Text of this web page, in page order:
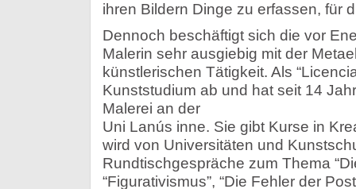
ihren Bildern Dinge zu erfassen, für
Dennoch beschäftigt sich die vor
Malerin sehr ausgiebig mit der
künstlerischen Tätigkeit. Als
Kunststudium ab und hat seit 14
Malerei an der
Uni Lanús inne. Sie gibt Kurse in
wird von Universitäten und
Rundtischgespräche zum Thema
“Figurativismus”, “Die Fehler der